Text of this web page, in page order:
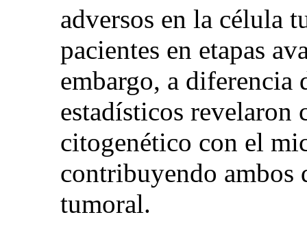
adversos en la célula
pacientes en etapas
embargo, a diferencia
estadísticos
citogenético con el
contribuyendo ambos
tumoral.